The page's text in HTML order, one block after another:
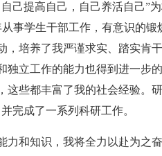
己提高自己，自己养活自己”
事学生干部工作，有意识的锻
，培养了我严谨求实、踏实肯
独立工作的能力也得到进一步
这些都丰富了我的社会经验。
完成了一系列科研工作。
力和知识，我将全力以赴为之